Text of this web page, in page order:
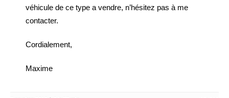
véhicule de ce type a vendre, n’hésitez pas à me
contacter.
Cordialement,
Maxime